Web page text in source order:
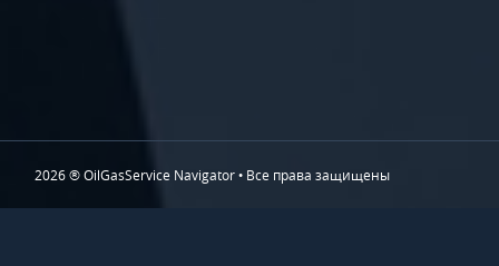
2026 ® OilGasService Navigator • Все права защищены